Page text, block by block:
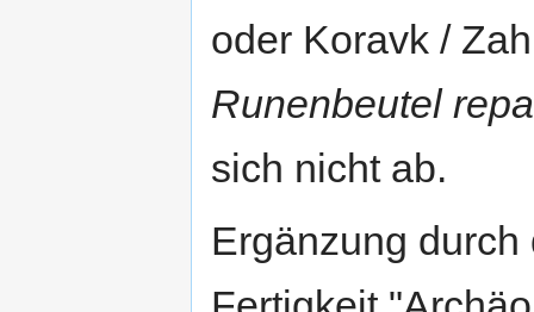
oder Koravk /
Runenbeutel
sich nicht ab.
Ergänzung